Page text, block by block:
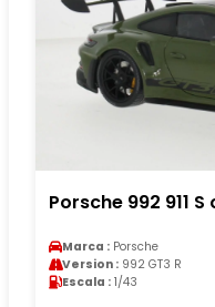
Porsche 992 911
Marca : Porsche
Version : 992 GT3 R
Escala : 1/43